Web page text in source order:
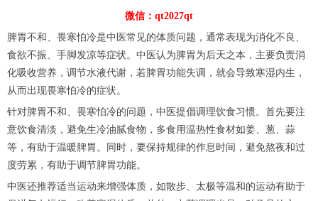
微信：qt2027qt
脾胃不和、畏寒怕冷是中医常见的体质问题，通常表现为消化不良、
食欲不振、手脚发凉等症状。中医认为脾胃为后天之本，主要负责消
化吸收营养，调节水液代谢，若脾胃功能失调，就会导致寒湿内生，
从而出现畏寒怕冷的症状。
针对脾胃不和、畏寒怕冷的问题，中医提倡调理饮食习惯。首先要注
意饮食清淡，避免生冷油腻食物，多食用温热性食材如姜、葱、蒜
等，有助于温暖脾胃。同时，要保持规律的作息时间，避免熬夜和过
度劳累，有助于调节脾胃功能。
中医还推荐适当运动来增强体质，如散步、太极等温和的运动有助于